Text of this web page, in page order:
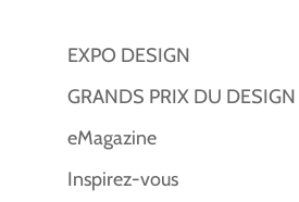
EXPO DESIGN
GRANDS PRIX DU DESIGN
eMagazine
Inspirez-vous